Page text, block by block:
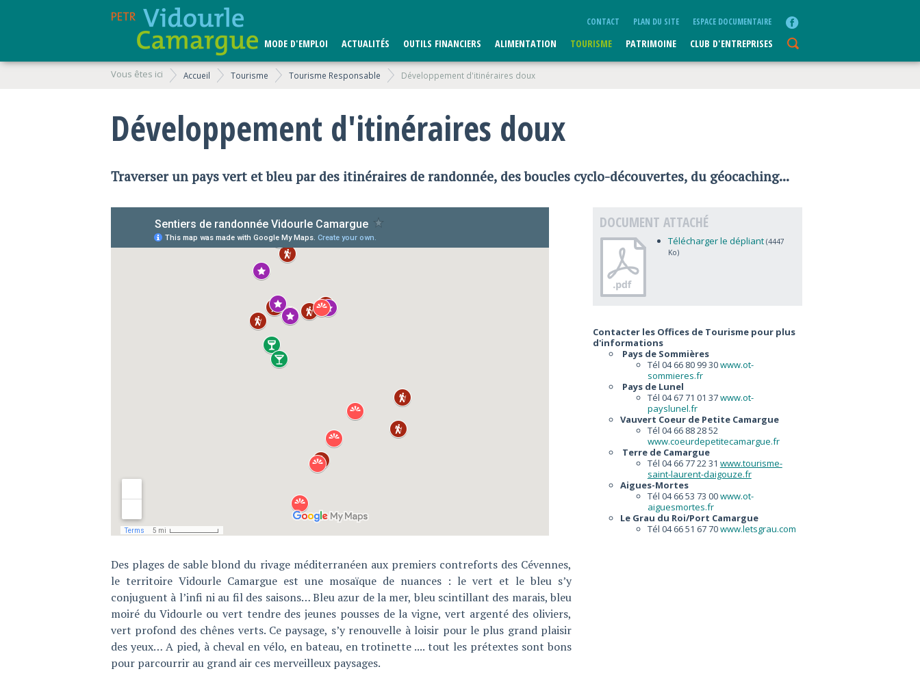
MODE D'EMPLOI ACTUALITÉS OUTILS FINANCIERS ALIMENTATION TOURISME PATRIMOINE CLUB D'ENTREPRISES
CONTACT PLAN DU SITE ESPACE DOCUMENTAIRE
Vous êtes ici Accueil Tourisme Tourisme Responsable Développement d'itinéraires doux
Développement d'itinéraires doux
Traverser un pays vert et bleu par des itinéraires de randonnée, des boucles cyclo-découvertes, du géocaching...
Des plages de sable blond du rivage méditerranéen aux premiers contreforts des Cévennes,
le territoire Vidourle Camargue est une mosaïque de nuances : le vert et le bleu s’y
conjuguent à l’infi ni au fil des saisons… Bleu azur de la mer, bleu scintillant des marais, bleu
moiré du Vidourle ou vert tendre des jeunes pousses de la vigne, vert argenté des oliviers,
vert profond des chênes verts. Ce paysage, s’y renouvelle à loisir pour le plus grand plaisir
des yeux… A pied, à cheval en vélo, en bateau, en trotinette .... tout les prétextes sont bons
pour parcourrir au grand air ces merveilleux paysages.
DOCUMENT ATTACHÉ
Télécharger le dépliant(4447
Ko)
Contacter les Offices de Tourisme pour plus
d'informations
Pays de Sommières
Tél 04 66 80 99 30www.ot-
sommieres.fr
Pays de Lunel
Tél 04 67 71 01 37www.ot-
payslunel.fr
Vauvert Coeur de Petite Camargue
Tél 04 66 88 28 52
www.coeurdepetitecamargue.fr
Terre de Camargue
Tél 04 66 77 22 31 www.tourisme-
saint-laurent-daigouze.fr
Aigues-Mortes
Tél 04 66 53 73 00www.ot-
aiguesmortes.fr
Le Grau du Roi/Port Camargue
Tél 04 66 51 67 70www.letsgrau.com